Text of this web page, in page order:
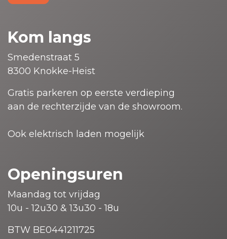
Kom langs
Smedenstraat 5
8300 Knokke-Heist
Gratis parkeren op eerste verdieping
aan de rechterzijde van de showroom.
Ook elektrisch laden mogelijk
Openingsuren
Maandag tot vrijdag
10u - 12u30 & 13u30 - 18u
BTW BE0441211725